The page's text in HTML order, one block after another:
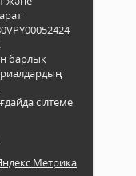
барлық
сілтеме